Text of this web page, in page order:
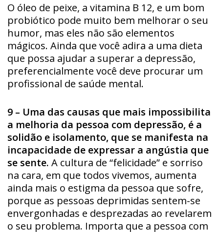
O óleo de peixe, a vitamina B 12, e um bom
probiótico pode muito bem melhorar o seu
humor, mas eles não são elementos
mágicos. Ainda que você adira a uma dieta
que possa ajudar a superar a depressão,
preferencialmente você deve procurar um
profissional de saúde mental.
9 – Uma das causas que mais impossibilita
a melhoria da pessoa com depressão, é a
solidão e isolamento, que se manifesta na
incapacidade de expressar a angústia que
se sente. A cultura de “felicidade” e sorriso
na cara, em que todos vivemos, aumenta
ainda mais o estigma da pessoa que sofre,
porque as pessoas deprimidas sentem-se
envergonhadas e desprezadas ao revelarem
o seu problema. Importa que a pessoa com